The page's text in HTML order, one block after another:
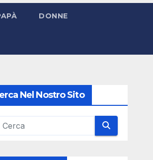
DONNE
Nel Nostro Sito